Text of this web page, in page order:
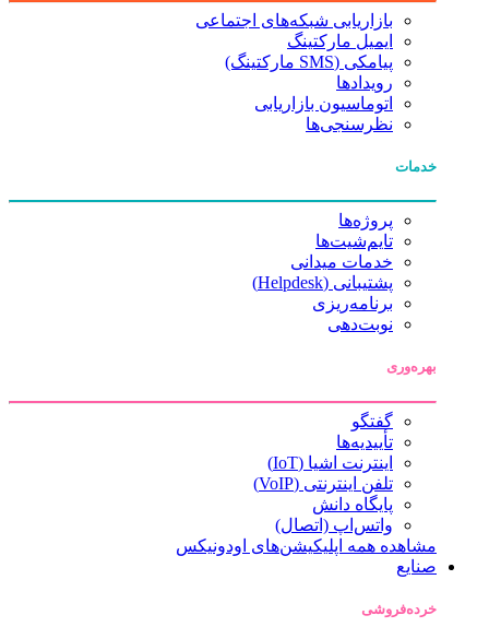
بازاریابی شبکه‌های اجتماعی
ایمیل مارکتینگ
پیامکی (SMS مارکتینگ)
رویدادها
اتوماسیون بازاریابی
نظرسنجی‌ها
خدمات
پروژه‌ها
تایم‌شیت‌ها
خدمات میدانی
پشتیبانی (Helpdesk)
برنامه‌ریزی
نوبت‌دهی
بهره‌وری
گفتگو
تأییدیه‌ها
اینترنت اشیا (IoT)
تلفن اینترنتی (VoIP)
پایگاه دانش
واتس‌اپ (اتصال)
مشاهده همه اپلیکیشن‌های اودونیکس
صنایع
خرده‌فروشی